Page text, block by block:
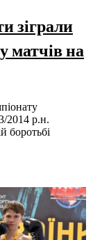
зіграли
матчів на
2014 р.н.